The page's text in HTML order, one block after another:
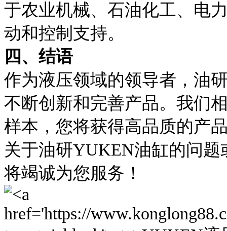
于农业机械、石油化工、电
动和控制支持。
四、结语
作为液压领域的领导者，油
不断创新和完善产品。我们
样本，您将获得高品质的产
关于油研YUKEN油缸的问
将竭诚为您服务！